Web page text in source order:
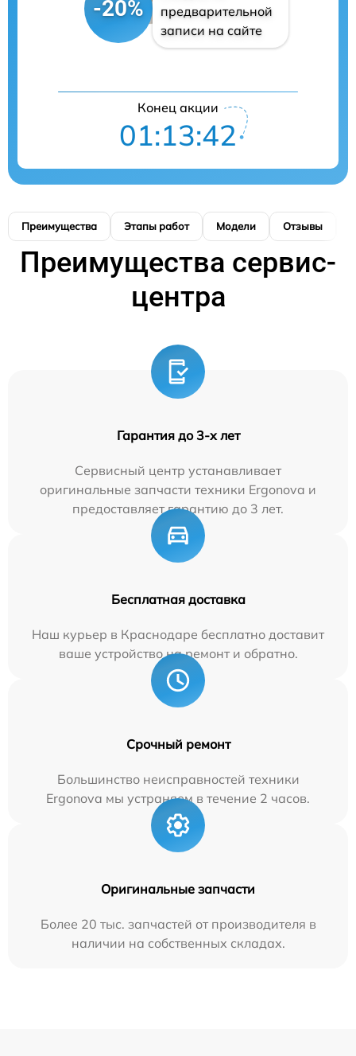
-20%
предварительной
записи на сайте
Конец акции
01:13:42
Преимущества Этапы работ Модели Отзывы
Преимущества сервис-
центра
Гарантия до 3-х лет
Сервисный центр устанавливает
оригинальные запчасти техники Ergonova и
предоставляет гарантию до 3 лет.
Бесплатная доставка
Наш курьер в Краснодаре бесплатно доставит
ваше устройство на ремонт и обратно.
Срочный ремонт
Большинство неисправностей техники
Ergonova мы устраняем в течение 2 часов.
Оригинальные запчасти
Более 20 тыс. запчастей от производителя в
наличии на собственных складах.